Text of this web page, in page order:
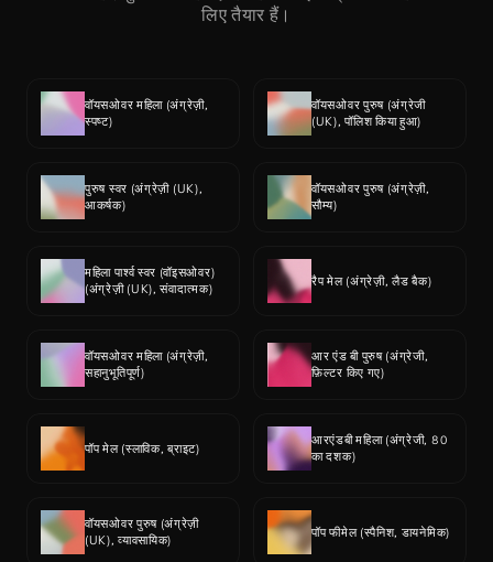
लिए तैयार हैं।
वॉयसओवर महिला (अंग्रेज़ी,
स्पष्ट)
वॉयसओवर पुरुष (अंग्रेजी
(UK), पॉलिश किया हुआ)
पुरुष स्वर (अंग्रेज़ी (UK),
आकर्षक)
वॉयसओवर पुरुष (अंग्रेज़ी,
सौम्य)
महिला पार्श्व स्वर (वॉइसओवर)
(अंग्रेज़ी (UK), संवादात्मक)
रैप मेल (अंग्रेज़ी, लैड बैक)
वॉयसओवर महिला (अंग्रेज़ी,
सहानुभूतिपूर्ण)
आर एंड बी पुरुष (अंग्रेजी,
फ़िल्टर किए गए)
पॉप मेल (स्लाविक, ब्राइट)
आरएंडबी महिला (अंग्रेजी, 80
का दशक)
वॉयसओवर पुरुष (अंग्रेज़ी
(UK), व्यावसायिक)
पॉप फीमेल (स्पैनिश, डायनेमिक)